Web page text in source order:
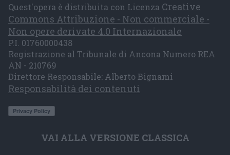
Quest'opera è distribuita con Licenza Creative
Commons Attribuzione - Non commerciale -
Non opere derivate 4.0 Internazionale
P.I. 01760000438
Registrazione al Tribunale di Ancona Numero REA
AN - 210769
Direttore Responsabile: Alberto Bignami
Responsabilità dei contenuti
VAI ALLA VERSIONE CLASSICA